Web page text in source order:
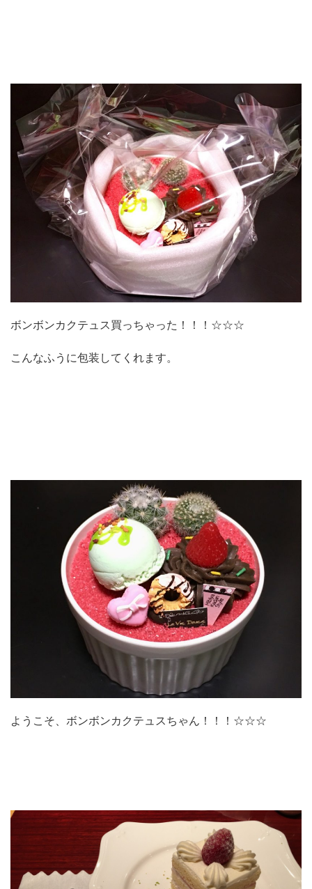
ボンボンカクテュス買っちゃった！！！☆☆☆
こんなふうに包装してくれます。
ようこそ、ボンボンカクテュスちゃん！！！☆☆☆